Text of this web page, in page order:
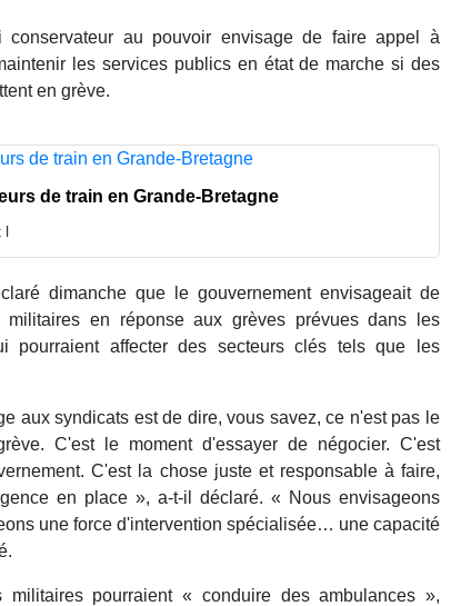
conservateur au pouvoir envisage de faire appel à
les services publics en état de marche si des
en grève.
de train en Grande-Bretagne
l
dimanche que le gouvernement envisageait de
militaires en réponse aux grèves prévues dans les
pourraient affecter des secteurs clés tels que les
aux syndicats est de dire, vous savez, ce n'est pas le
C'est le moment d'essayer de négocier. C'est
C'est la chose juste et responsable à faire,
en place », a-t-il déclaré. « Nous envisageons
une force d'intervention spécialisée… une capacité
militaires pourraient « conduire des ambulances »,